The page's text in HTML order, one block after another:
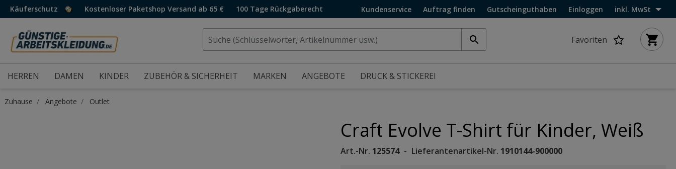
Käuferschutz Kostenloser Paketshop Versand ab 65 € 100 Tage Rückgaberecht Kundenservice Auftrag finden Gutscheinguthaben Einloggen inkl. MwSt
Favoriten
HERREN DAMEN KINDER ZUBEHÖR & SICHERHEIT MARKEN ANGEBOTE DRUCK & STICKEREI
Zuhause Angebote Outlet
Craft Evolve T-Shirt für Kinder, Weiß
Art.-Nr. 125574 Lieferantenartikel-Nr. 1910144-900000